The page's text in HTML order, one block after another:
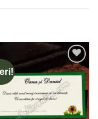
Add to
wishlist